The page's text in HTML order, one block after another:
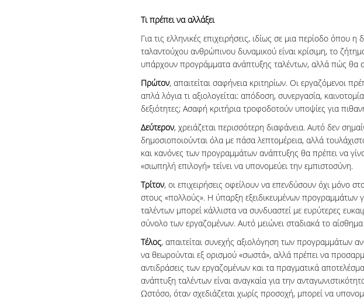
Τι πρέπει να αλλάξει
Για τις ελληνικές επιχειρήσεις, ιδίως σε μια περίοδο όπου η
ταλαντούχου ανθρώπινου δυναμικού είναι κρίσιμη, το
υπάρχουν προγράμματα ανάπτυξης ταλέντων, αλλά πώς θα
Πρώτον, απαιτείται σαφήνεια κριτηρίων. Οι εργαζόμενοι
απλά λόγια τι αξιολογείται: απόδοση, συνεργασία,
δεξιότητες; Ασαφή κριτήρια τροφοδοτούν υποψίες για
Δεύτερον, χρειάζεται περισσότερη διαφάνεια. Αυτό δεν
δημοσιοποιούνται όλα με πάσα λεπτομέρεια, αλλά
και κανόνες των προγραμμάτων ανάπτυξης θα πρέπει να
«σιωπηλή επιλογή» τείνει να υπονομεύει την εμπιστοσύνη.
Τρίτον, οι επιχειρήσεις οφείλουν να επενδύσουν όχι μόνο
στους «πολλούς». Η ύπαρξη εξειδικευμένων προγραμμάτων
ταλέντων μπορεί κάλλιστα να συνδυαστεί με ευρύτερες
σύνολο των εργαζομένων. Αυτό μειώνει σταδιακά το
Τέλος, απαιτείται συνεχής αξιολόγηση των προγραμμάτων
να θεωρούνται εξ ορισμού «σωστά», αλλά πρέπει να
αντιδράσεις των εργαζομένων και τα πραγματικά
ανάπτυξη ταλέντων είναι αναγκαία για την
Ωστόσο, όταν σχεδιάζεται χωρίς προσοχή, μπορεί να